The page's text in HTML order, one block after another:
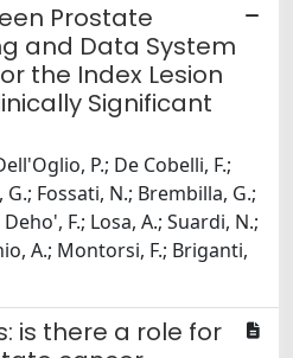
Prostate
and Data System
the Index Lesion
Significant
P.; De Cobelli, F.;
Fossati, N.; Brembilla, G.;
F.; Losa, A.; Suardi, N.;
A.; Montorsi, F.; Briganti,
is there a role for